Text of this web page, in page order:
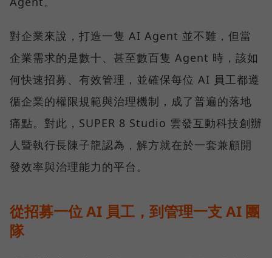
對企業來說，打造一隻 AI Agent 並不難，但當
企業需求的是數十、甚至數百隻 Agent 時，該如
何快速招募、有效管理，並確保每位 AI 員工都遵
循企業的權限規範與治理機制，成了普遍的落地
痛點。對此，SUPER 8 Studio 雲發互動科技創辦
人暨執行長陳子龍認為，解方就在於一套兼顧開
發效率與治理能力的平台。
從招募一位 AI 員工，到管理一支 AI 團
隊